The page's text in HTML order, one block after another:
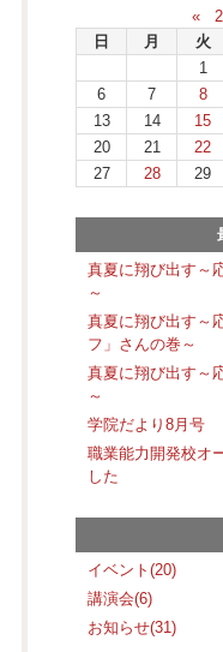
«
日
月 火
1
6
7 8
13
14 15
20
21 22
27
28 29
真夏に翔び出す～
～
真夏に翔び出す～
フ」さんの巻～
真夏に翔び出す～
～
学院だより8月号
職業能力開発校オ
した
イベント(20)
講演会(6)
お知らせ(31)